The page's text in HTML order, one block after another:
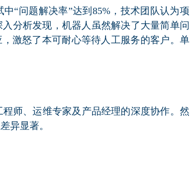
“问题解决率”达到85%，技术团队认为项
分析发现，机器人虽然解决了大量简单问
激怒了本可耐心等待人工服务的客户。单
师、运维专家及产品经理的深度协作。然
异显著。